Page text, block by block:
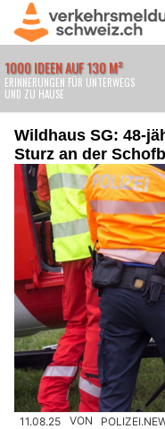
Wildhaus SG: 48-
Sturz an der
11.08.25 VON